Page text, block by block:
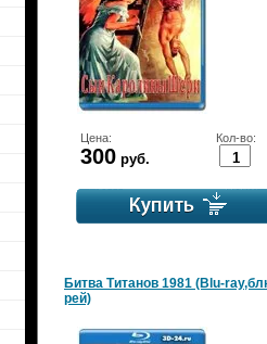
Цена:
300 руб.
Кол-во:
Битва Титанов 1981 (Blu-
рей)